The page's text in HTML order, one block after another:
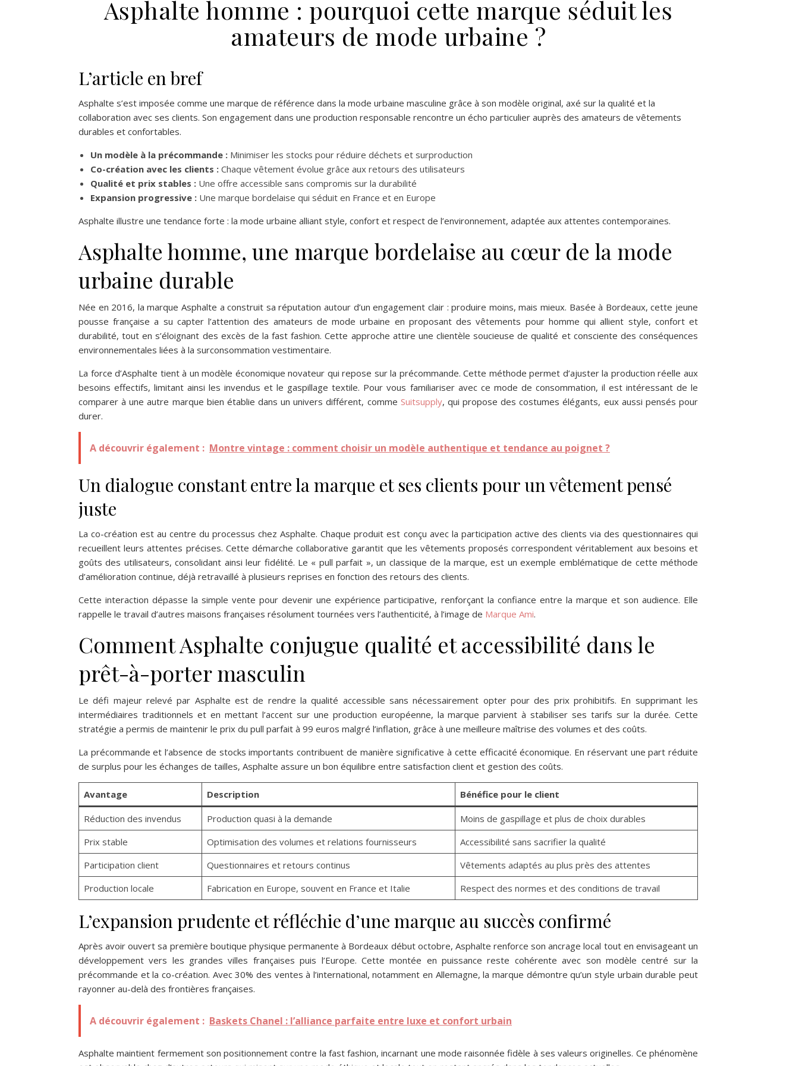
Asphalte homme : pourquoi cette marque séduit les
amateurs de mode urbaine ?
L’article en bref
Asphalte s’est imposée comme une marque de référence dans la mode urbaine masculine grâce à son modèle original, axé sur la qualité et la
collaboration avec ses clients. Son engagement dans une production responsable rencontre un écho particulier auprès des amateurs de vêtements
durables et confortables.
Un modèle à la précommande : Minimiser les stocks pour réduire déchets et surproduction
Co-création avec les clients : Chaque vêtement évolue grâce aux retours des utilisateurs
Qualité et prix stables : Une offre accessible sans compromis sur la durabilité
Expansion progressive : Une marque bordelaise qui séduit en France et en Europe
Asphalte illustre une tendance forte : la mode urbaine alliant style, confort et respect de l’environnement, adaptée aux attentes contemporaines.
Asphalte homme, une marque bordelaise au cœur de la mode
urbaine durable
Née en 2016, la marque Asphalte a construit sa réputation autour d’un engagement clair : produire moins, mais mieux. Basée à Bordeaux, cette jeune
pousse française a su capter l’attention des amateurs de mode urbaine en proposant des vêtements pour homme qui allient style, confort et
durabilité, tout en s’éloignant des excès de la fast fashion. Cette approche attire une clientèle soucieuse de qualité et consciente des conséquences
environnementales liées à la surconsommation vestimentaire.
La force d’Asphalte tient à un modèle économique novateur qui repose sur la précommande. Cette méthode permet d’ajuster la production réelle aux
besoins effectifs, limitant ainsi les invendus et le gaspillage textile. Pour vous familiariser avec ce mode de consommation, il est intéressant de le
comparer à une autre marque bien établie dans un univers différent, comme Suitsupply, qui propose des costumes élégants, eux aussi pensés pour
durer.
A découvrir également : Montre vintage : comment choisir un modèle authentique et tendance au poignet ?
Un dialogue constant entre la marque et ses clients pour un vêtement pensé
juste
La co-création est au centre du processus chez Asphalte. Chaque produit est conçu avec la participation active des clients via des questionnaires qui
recueillent leurs attentes précises. Cette démarche collaborative garantit que les vêtements proposés correspondent véritablement aux besoins et
goûts des utilisateurs, consolidant ainsi leur fidélité. Le « pull parfait », un classique de la marque, est un exemple emblématique de cette méthode
d’amélioration continue, déjà retravaillé à plusieurs reprises en fonction des retours des clients.
Cette interaction dépasse la simple vente pour devenir une expérience participative, renforçant la confiance entre la marque et son audience. Elle
rappelle le travail d’autres maisons françaises résolument tournées vers l’authenticité, à l’image de Marque Ami.
Comment Asphalte conjugue qualité et accessibilité dans le
prêt-à-porter masculin
Le défi majeur relevé par Asphalte est de rendre la qualité accessible sans nécessairement opter pour des prix prohibitifs. En supprimant les
intermédiaires traditionnels et en mettant l’accent sur une production européenne, la marque parvient à stabiliser ses tarifs sur la durée. Cette
stratégie a permis de maintenir le prix du pull parfait à 99 euros malgré l’inflation, grâce à une meilleure maîtrise des volumes et des coûts.
La précommande et l’absence de stocks importants contribuent de manière significative à cette efficacité économique. En réservant une part réduite
de surplus pour les échanges de tailles, Asphalte assure un bon équilibre entre satisfaction client et gestion des coûts.
Avantage Description Bénéfice pour le client
Réduction des invendus Production quasi à la demande
Moins de gaspillage et plus de choix durables
Prix stable
Optimisation des volumes et relations fournisseurs
Accessibilité sans sacrifier la qualité
Participation client
Questionnaires et retours continus
Vêtements adaptés au plus près des attentes
Production locale
Fabrication en Europe, souvent en France et Italie Respect des normes et des conditions de travail
L’expansion prudente et réfléchie d’une marque au succès confirmé
Après avoir ouvert sa première boutique physique permanente à Bordeaux début octobre, Asphalte renforce son ancrage local tout en envisageant un
développement vers les grandes villes françaises puis l’Europe. Cette montée en puissance reste cohérente avec son modèle centré sur la
précommande et la co-création. Avec 30% des ventes à l’international, notamment en Allemagne, la marque démontre qu’un style urbain durable peut
rayonner au-delà des frontières françaises.
A découvrir également : Baskets Chanel : l’alliance parfaite entre luxe et confort urbain
Asphalte maintient fermement son positionnement contre la fast fashion, incarnant une mode raisonnée fidèle à ses valeurs originelles. Ce phénomène